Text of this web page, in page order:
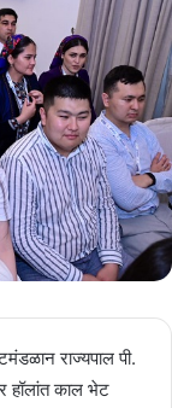
राज्यपाल पी.
हॉलांत काल भेट